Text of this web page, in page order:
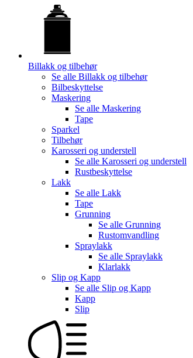
Billakk og tilbehør
Se alle Billakk og tilbehør
Bilbeskyttelse
Maskering
Se alle Maskering
Tape
Sparkel
Tilbehør
Karosseri og understell
Se alle Karosseri og understell
Rustbeskyttelse
Lakk
Se alle Lakk
Tape
Grunning
Se alle Grunning
Rustomvandling
Spraylakk
Se alle Spraylakk
Klarlakk
Slip og Kapp
Se alle Slip og Kapp
Kapp
Slip